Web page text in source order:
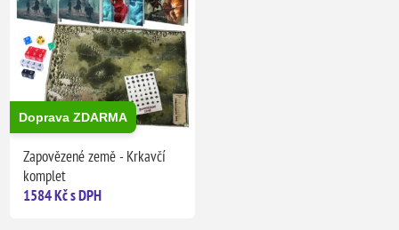
Doprava ZDARMA
Zapovězené země - Krkavčí
komplet
1584 Kč s DPH